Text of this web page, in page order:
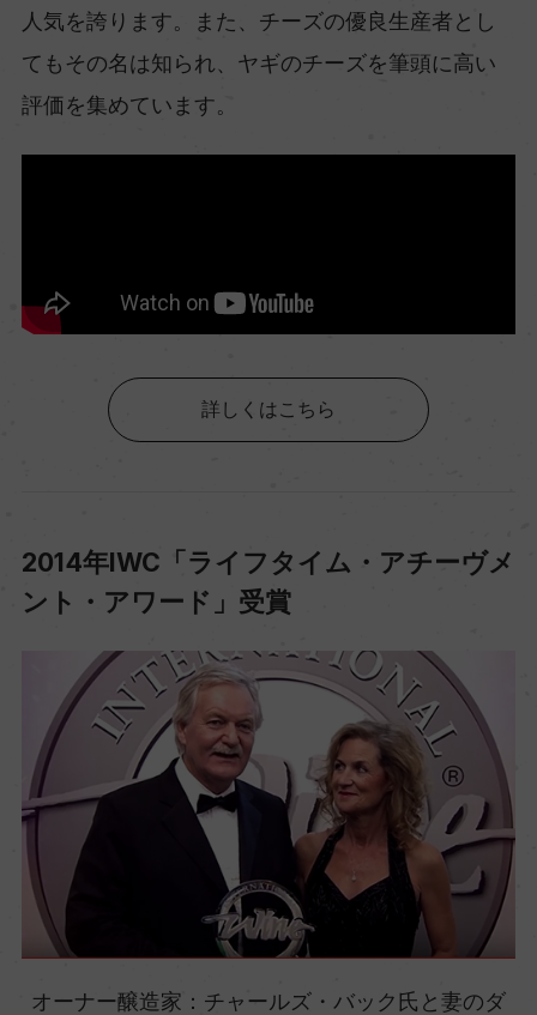
人気を誇ります。また、チーズの優良生産者とし
てもその名は知られ、ヤギのチーズを筆頭に高い
評価を集めています。
詳しくはこちら
2014年IWC「ライフタイム・アチーヴメ
ント・アワード」受賞
オーナー醸造家：チャールズ・バック氏と妻のダ